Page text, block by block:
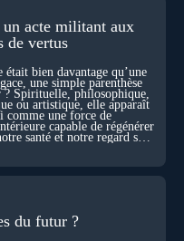
vérifiées,
consciences
et toujours, cette
plus vaste que lui-même
de la conscience ?
d’explorer ces
acte militant aux
de vertus
bien davantage qu’une
une simple parenthèse
? Spirituelle, philosophique,
ou artistique, elle apparaît
comme une force de
capable de régénérer
santé et notre regard sur
du futur ?